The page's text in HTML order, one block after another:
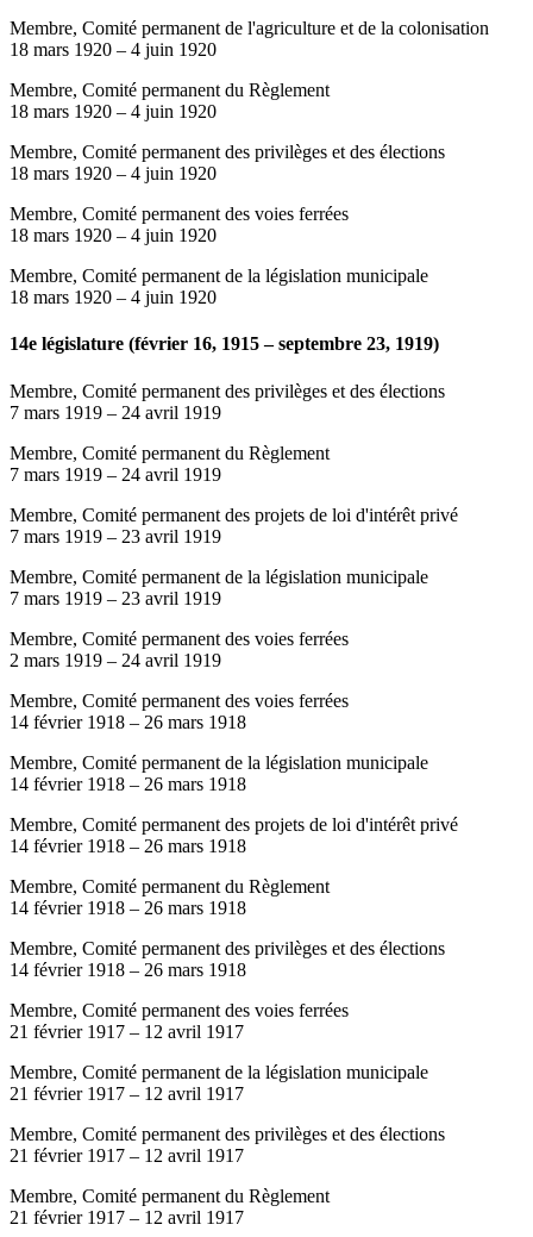
Membre, Comité permanent de l'agriculture et de la colonisation
18 mars 1920 – 4 juin 1920
Membre, Comité permanent du Règlement
18 mars 1920 – 4 juin 1920
Membre, Comité permanent des privilèges et des élections
18 mars 1920 – 4 juin 1920
Membre, Comité permanent des voies ferrées
18 mars 1920 – 4 juin 1920
Membre, Comité permanent de la législation municipale
18 mars 1920 – 4 juin 1920
14e législature (février 16, 1915 – septembre 23, 1919)
Membre, Comité permanent des privilèges et des élections
7 mars 1919 – 24 avril 1919
Membre, Comité permanent du Règlement
7 mars 1919 – 24 avril 1919
Membre, Comité permanent des projets de loi d'intérêt privé
7 mars 1919 – 23 avril 1919
Membre, Comité permanent de la législation municipale
7 mars 1919 – 23 avril 1919
Membre, Comité permanent des voies ferrées
2 mars 1919 – 24 avril 1919
Membre, Comité permanent des voies ferrées
14 février 1918 – 26 mars 1918
Membre, Comité permanent de la législation municipale
14 février 1918 – 26 mars 1918
Membre, Comité permanent des projets de loi d'intérêt privé
14 février 1918 – 26 mars 1918
Membre, Comité permanent du Règlement
14 février 1918 – 26 mars 1918
Membre, Comité permanent des privilèges et des élections
14 février 1918 – 26 mars 1918
Membre, Comité permanent des voies ferrées
21 février 1917 – 12 avril 1917
Membre, Comité permanent de la législation municipale
21 février 1917 – 12 avril 1917
Membre, Comité permanent des privilèges et des élections
21 février 1917 – 12 avril 1917
Membre, Comité permanent du Règlement
21 février 1917 – 12 avril 1917